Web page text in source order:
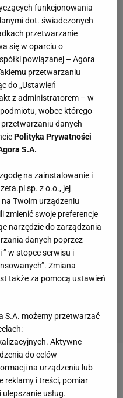
szafki na buty się
funkcjonowania
dot. świadczonych
przetwarzanie
się w oparciu o
powiązanej – Agora
przetwarzaniu
do „Ustawień
z administratorem – w
wobec którego
danych
Polityka Prywatności
S.A.
na zainstalowanie i
sp. z o.o., jej
Twoim urządzeniu
zmienić swoje preferencje
narzędzie do zarządzania
danych poprzez
w stopce serwisu i
Zmiana
także za pomocą ustawień
S.A. możemy przetwarzać
Aktywne
do celów
na urządzeniu lub
reklamy i treści, pomiar
usług.